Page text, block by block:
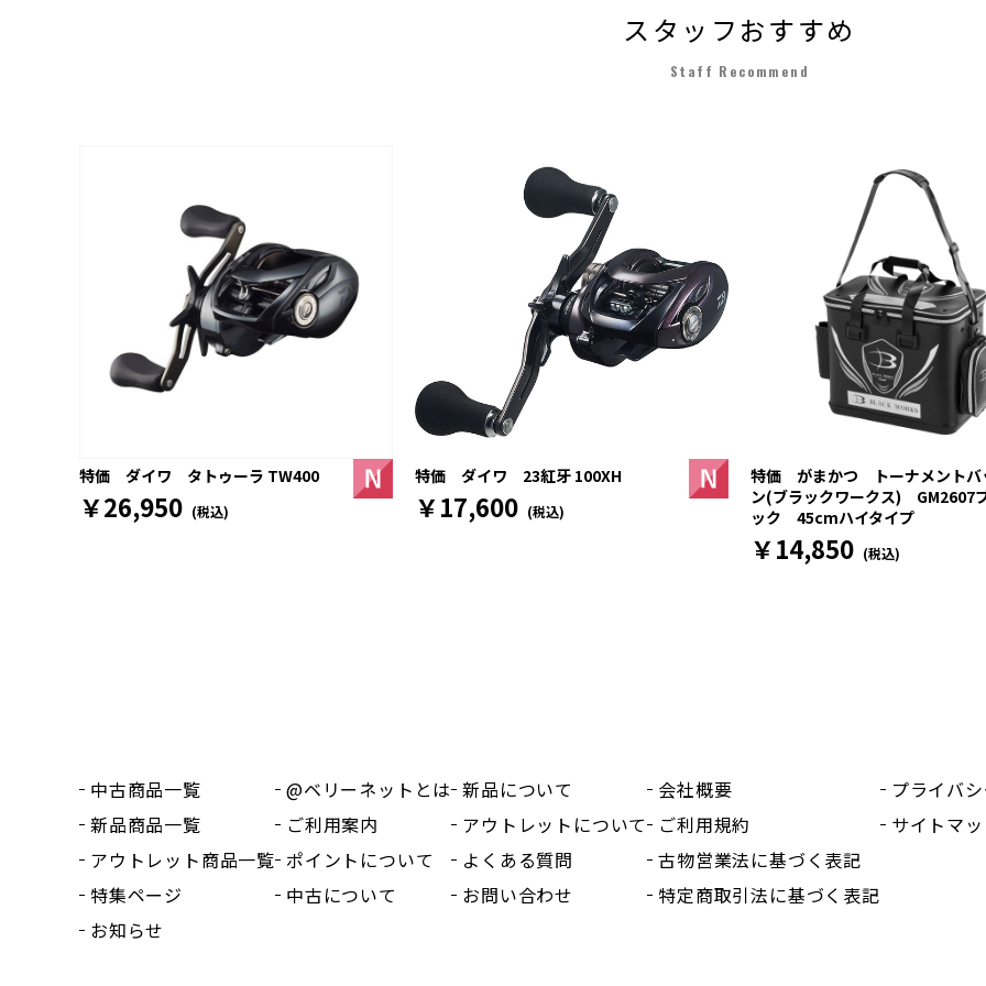
スタッフおすすめ
Staff Recommend
特価 ダイワ タトゥーラ TW400
￥26,950 (税込)
特価 ダイワ 23紅牙 100XH
￥17,600 (税込)
特価 がまかつ トーナメントバ
ン(ブラックワークス) GM2607
ック 45cmハイタイプ
￥14,850 (税込)
中古商品一覧
新品商品一覧
アウトレット商品一覧
特集ページ
お知らせ
@ベリーネットとは
ご利用案内
ポイントについて
中古について
新品について
アウトレットについて
よくある質問
お問い合わせ
会社概要
ご利用規約
古物営業法に基づく表記
特定商取引法に基づく表記
プライバ
サイトマ